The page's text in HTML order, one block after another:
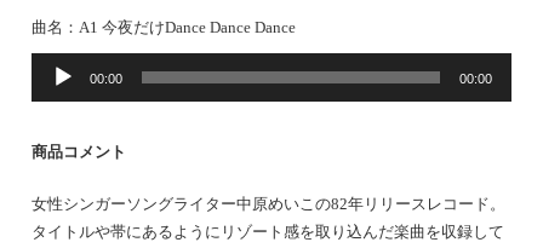
曲名： A1 今夜だけDance Dance Dance
音
ー
ヤ
00:00 00:00
商品コメント
女性シンガーソングライター中原めいこの82年リリースレコード。
タイトルや帯にあるようにリゾート感を取り込んだ楽曲を収録して